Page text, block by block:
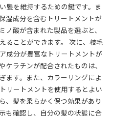
髪を維持するための鍵です。ま
湿成分を含むトリートメントが
ノ酸が含まれた製品を選ぶと、
ることができます。 次に、枝毛
成分が豊富なトリートメントが
ケラチンが配合されたものは、
ます。また、カラーリングによ
リートメントを使用するとよい
、髪を柔らかく保つ効果があり
も確認し、自分の髪の状態に合